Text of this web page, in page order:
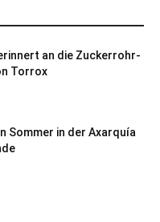
an die Zuckerrohr-
Torrox
Sommer in der Axarquía